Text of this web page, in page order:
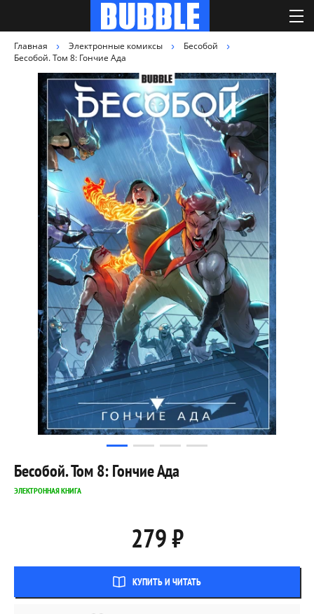
Главная Электронные комиксы
Бесобой
Бесобой. Том 8: Гончие Ада
Бесобой. Том 8: Гончие Ада
ЭЛЕКТРОННАЯ КНИГА
279 ₽
КУПИТЬ И ЧИТАТЬ